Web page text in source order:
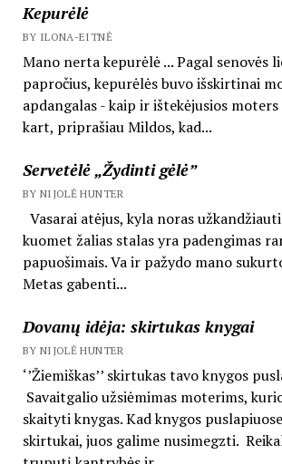
Kepurėlė
BY ILONA-EITNĖ
Mano nerta kepurėlė ... Pagal senovės
papročius, kepurėlės buvo išskirtinai
apdangalas - kaip ir ištekėjusios
kart, priprašiau Mildos, kad...
Servetėlė „Žydinti gėlė”
BY NIJOLĖ HUNTER
Vasarai atėjus, kyla noras
kuomet žalias stalas yra padengimas
papuošimais. Va ir pažydo mano
Metas gabenti...
Dovanų idėja: skirtukas knygai
BY NIJOLĖ HUNTER
‘’Žiemiškas’’ skirtukas tavo knygos
Savaitgalio užsiėmimas moterims,
skaityti knygas. Kad knygos
skirtukai, juos galime nusimegzti.